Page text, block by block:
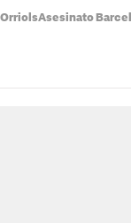
Asesinato